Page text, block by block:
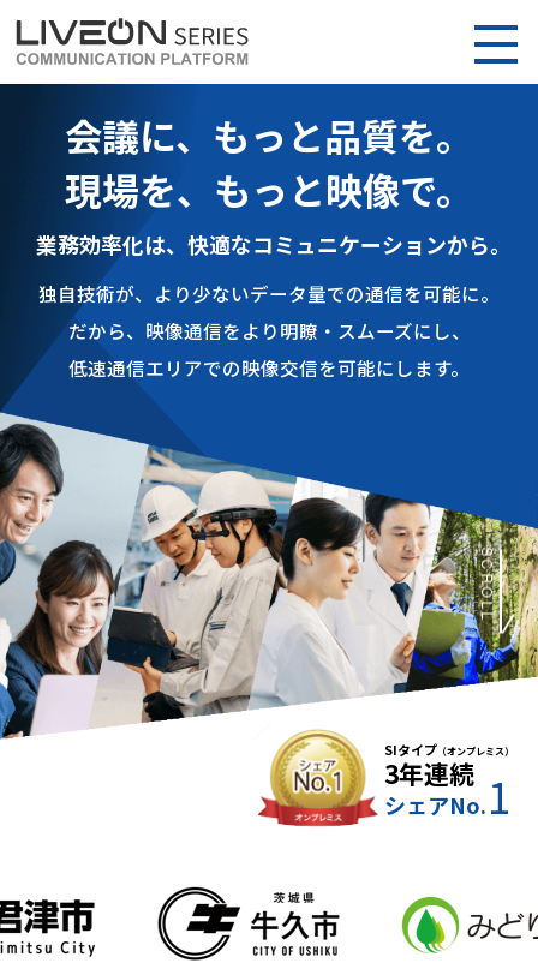
会議に、もっと品質を。
現場を、もっと映像で。
業務効率化は、快適なコミュニケーションから。
独自技術が、より少ないデータ量での通信を可能に。
だから、映像通信をより明瞭・スムーズにし、
低速通信エリアでの映像交信を可能にします。
SIタイプ （オンプレミス）
3年連続
シェアNo.1
SCROLL